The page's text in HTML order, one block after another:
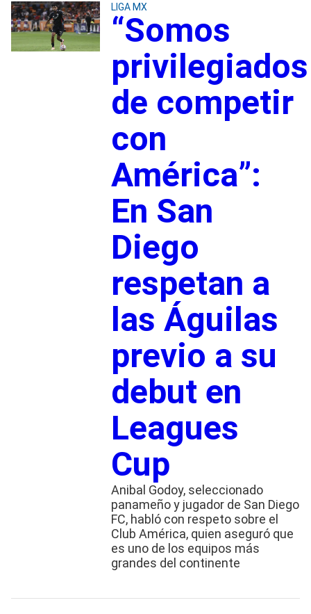
LIGA MX
“Somos
privilegiados
de competir
con
América”:
En San
Diego
respetan a
las Águilas
previo a su
debut en
Leagues
Cup
Anibal Godoy, seleccionado
panameño y jugador de San Diego
FC, habló con respeto sobre el
Club América, quien aseguró que
es uno de los equipos más
grandes del continente